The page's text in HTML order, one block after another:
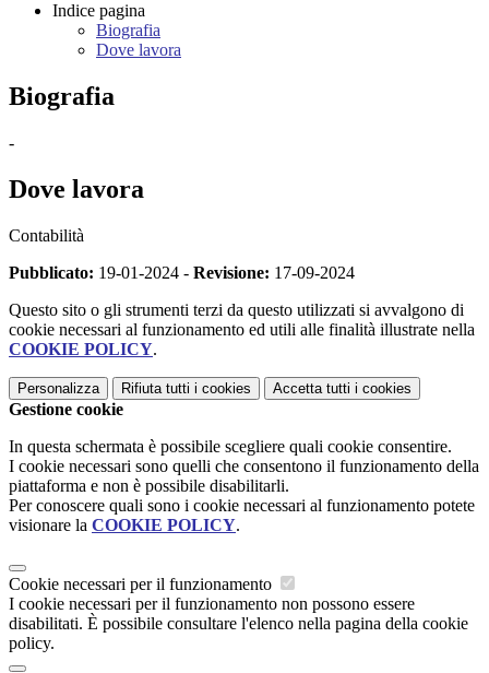
Indice pagina
Biografia
Dove lavora
Biografia
-
Dove lavora
Contabilità
Pubblicato: 19-01-2024 - Revisione: 17-09-2024
Questo sito o gli strumenti terzi da questo utilizzati si avvalgono di
cookie necessari al funzionamento ed utili alle finalità illustrate nella
COOKIE POLICY.
Personalizza Rifiuta tutti i cookies Accetta tutti i cookies
Gestione cookie
In questa schermata è possibile scegliere quali cookie consentire.
I cookie necessari sono quelli che consentono il funzionamento della
piattaforma e non è possibile disabilitarli.
Per conoscere quali sono i cookie necessari al funzionamento potete
visionare la COOKIE POLICY.
Cookie necessari per il funzionamento
I cookie necessari per il funzionamento non possono essere
disabilitati. È possibile consultare l'elenco nella pagina della cookie
policy.